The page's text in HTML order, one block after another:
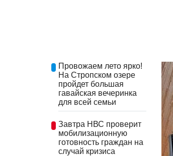
Провожаем лето ярко!
На Стропском озере
пройдет большая
гавайская вечеринка
для всей семьи
Завтра НВС проверит
мобилизационную
готовность граждан на
случай кризиса